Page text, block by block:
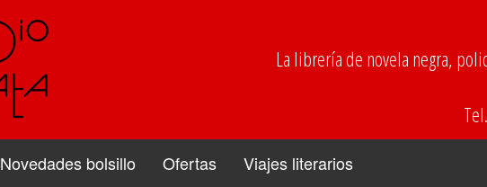
La librería de novela negra,
Novedades bolsillo Ofertas Viajes literarios